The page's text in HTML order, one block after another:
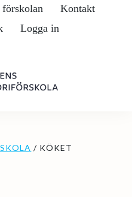
Kontakt
Logga in
/ KÖKET